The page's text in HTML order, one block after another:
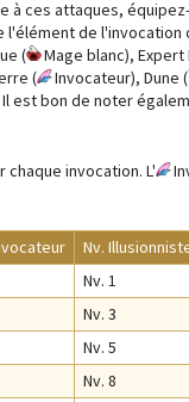
à ces attaques,
de
(
Mage blanc), Expert
(
Invocateur), Dune (
Il est bon de noter
chaque invocation. L'
Nv.
Nv. 1
Nv. 3
Nv. 5
Nv. 8